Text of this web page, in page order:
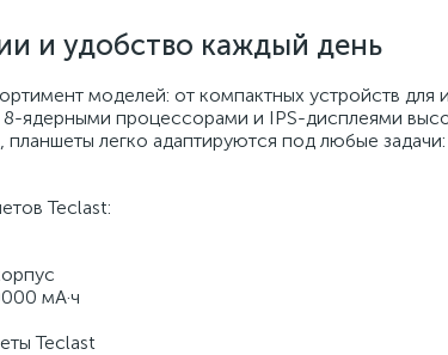
и удобство каждый день
моделей: от компактных устройств для
ядерными процессорами и IPS-дисплеями
легко адаптируются под любые
Teclast:
мА·ч
Teclast